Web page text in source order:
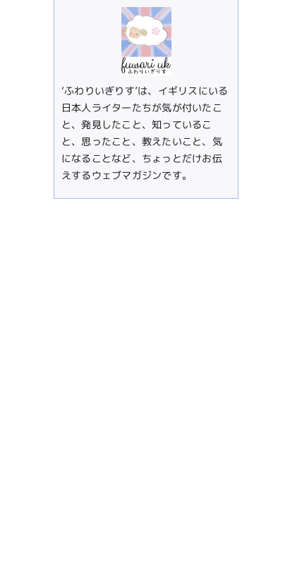
‘ふわりいぎりす’は、イギリスにいる
日本人ライターたちが気が付いたこ
と、発見したこと、知っているこ
と、思ったこと、教えたいこと、気
になることなど、ちょっとだけお伝
えするウェブマガジンです。